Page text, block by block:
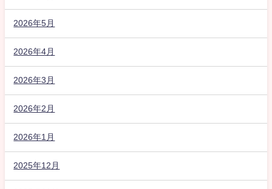
2026年5月
2026年4月
2026年3月
2026年2月
2026年1月
2025年12月